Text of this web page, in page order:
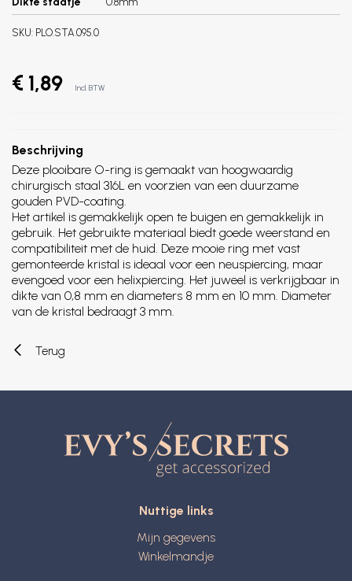
SKU: PLO.STA.095.0
€ 1,89 Incl. BTW
Beschrijving
Deze plooibare O-ring is gemaakt van hoogwaardig
chirurgisch staal 316L en voorzien van een duurzame
gouden PVD-coating.
Het artikel is gemakkelijk open te buigen en gemakkelijk in
gebruik. Het gebruikte materiaal biedt goede weerstand en
compatibiliteit met de huid. Deze mooie ring met vast
gemonteerde kristal is ideaal voor een neuspiercing, maar
evengoed voor een helixpiercing. Het juweel is verkrijgbaar in
dikte van 0,8 mm en diameters 8 mm en 10 mm. Diameter
van de kristal bedraagt 3 mm.
Terug
Nuttige links
Mijn gegevens
Winkelmandje